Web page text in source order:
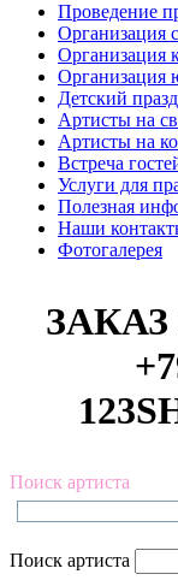
Проведение
Организация
Организация
Организация
Детский
Артисты на
Артисты на
Встреча
Услуги для
Полезная
Наши
Фотогалерея
Поиск артиста
Поиск артиста